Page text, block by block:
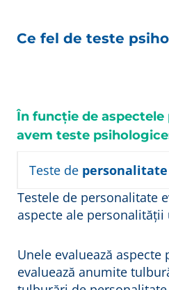
Ce fel de teste
În funcție de aspectele
avem teste
Teste de personalitate
Testele de personalitate
aspecte ale personalității
Unele evaluează
evaluează anumite